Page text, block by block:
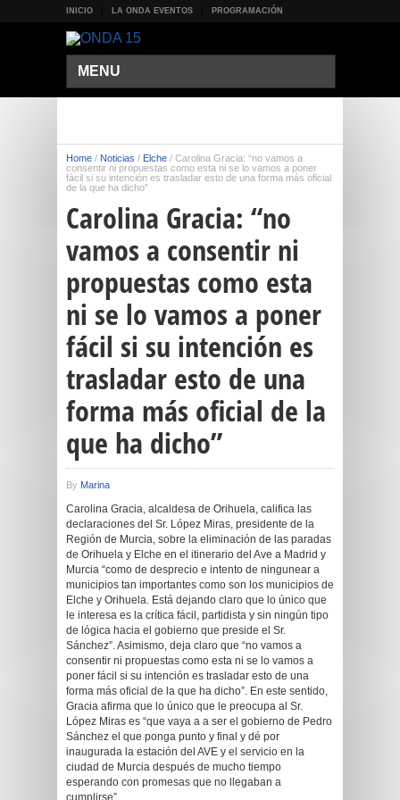
INICIO LA ONDA EVENTOS PROGRAMACIÓN
MENU
Home / Noticias / Elche / Carolina Gracia: “no vamos a
consentir ni propuestas como esta ni se lo vamos a poner
fácil si su intención es trasladar esto de una forma más oficial
de la que ha dicho”
Carolina Gracia: “no
vamos a consentir ni
propuestas como esta
ni se lo vamos a poner
fácil si su intención es
trasladar esto de una
forma más oficial de la
que ha dicho”
By Marina
Carolina Gracia, alcaldesa de Orihuela, califica las
declaraciones del Sr. López Miras, presidente de la
Región de Murcia, sobre la eliminación de las paradas
de Orihuela y Elche en el itinerario del Ave a Madrid y
Murcia “como de desprecio e intento de ningunear a
municipios tan importantes como son los municipios de
Elche y Orihuela. Está dejando claro que lo único que
le interesa es la crítica fácil, partidista y sin ningún tipo
de lógica hacia el gobierno que preside el Sr.
Sánchez”. Asimismo, deja claro que “no vamos a
consentir ni propuestas como esta ni se lo vamos a
poner fácil si su intención es trasladar esto de una
forma más oficial de la que ha dicho”. En este sentido,
Gracia afirma que lo único que le preocupa al Sr.
López Miras es “que vaya a a ser el gobierno de Pedro
Sánchez el que ponga punto y final y dé por
inaugurada la estación del AVE y el servicio en la
ciudad de Murcia después de mucho tiempo
esperando con promesas que no llegaban a
cumplirse”.